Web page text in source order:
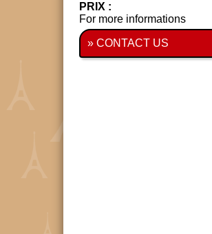
PRIX :
For more informations
» CONTACT US